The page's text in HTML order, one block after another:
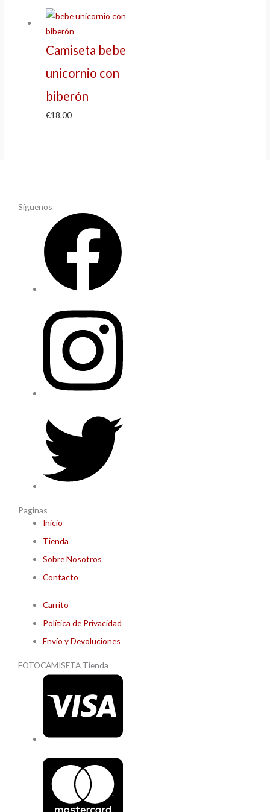
Camiseta bebe
unicornio con
biberón
€18.00
Síguenos
Paginas
Inicio
Tienda
Sobre Nosotros
Contacto
Carrito
Política de Privacidad
Envío y Devoluciones
FOTOCAMISETA Tienda